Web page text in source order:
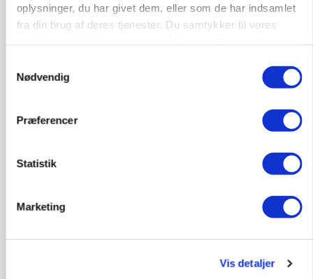
oplysninger, du har givet dem, eller som de har indsamlet
fra din brug af deres tjenester. Du samtykker til vores
Nødvendig
Præferencer
Statistik
Marketing
Vis detaljer
Høstpres kan sænke hvedeprisen yderligere
Loading...